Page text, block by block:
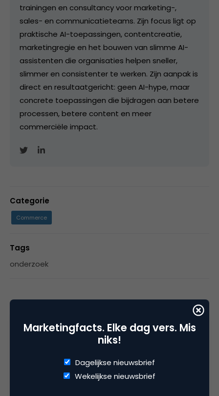
trainingen en consultancy voor marketing-,
sales- en communicatieteams. Zijn focus ligt op
praktische AI-toepassingen, contentcreatie,
marketingregie en het bouwen van slimme AI-
assistenten die organisaties helpen sneller,
slimmer en consistenter te werken. Zijn aanpak is
direct en resultaatgericht: geen AI-hype, maar
concrete toepassingen die bijdragen aan betere
processen, betere content en meer
commerciële impact.
Categorie
Commerce
Tags
onderzoek
Dirk D
Marketingfacts. Elke dag vers. Mis
niks!
Dagelijkse nieuwsbrief
Wekelijkse nieuwsbrief